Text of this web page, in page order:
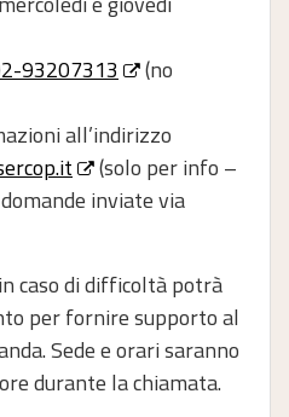
93207313
(no
all’indirizzo
(solo per info –
inviate via
caso di difficoltà potrà
per fornire supporto al
Sede e orari saranno
durante la chiamata.